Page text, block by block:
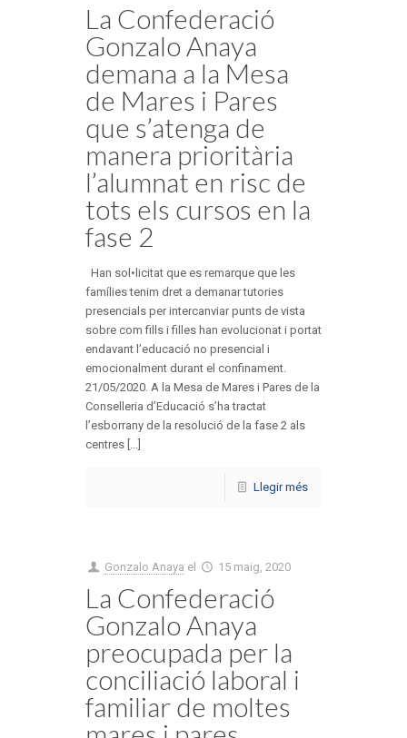
La Confederació
Gonzalo Anaya
demana a la Mesa
de Mares i Pares
que s’atenga de
manera prioritària
l’alumnat en risc de
tots els cursos en la
fase 2
Han sol•licitat que es remarque que les
famílies tenim dret a demanar tutories
presencials per intercanviar punts de vista
sobre com fills i filles han evolucionat i portat
endavant l’educació no presencial i
emocionalment durant el confinament.
21/05/2020. A la Mesa de Mares i Pares de la
Conselleria d’Educació s’ha tractat
l’esborrany de la resolució de la fase 2 als
centres [...]
Llegir més
Gonzalo Anaya el 15 maig, 2020
La Confederació
Gonzalo Anaya
preocupada per la
conciliació laboral i
familiar de moltes